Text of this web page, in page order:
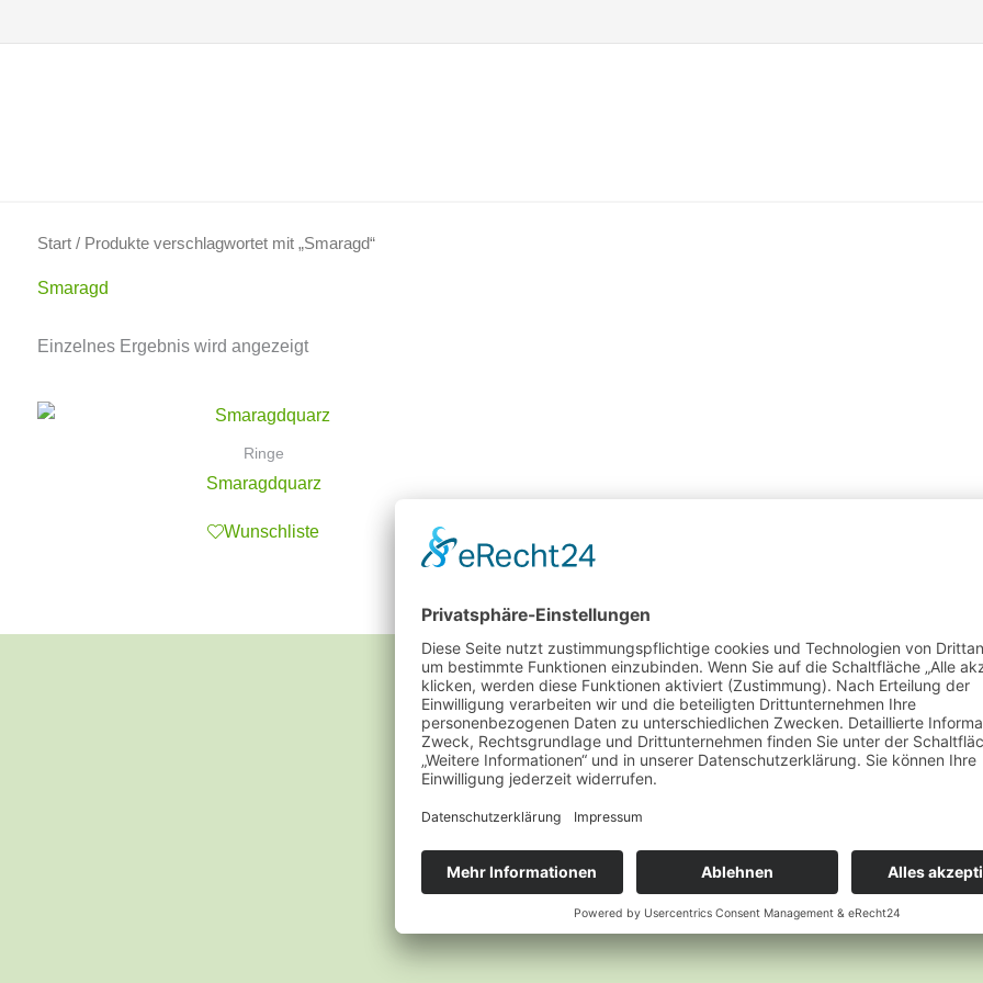
Inhalt
Start / Produkte verschlagwortet mit „Smaragd“
Smaragd
Einzelnes Ergebnis wird angezeigt
Ringe
Smaragdquarz
Wunschliste